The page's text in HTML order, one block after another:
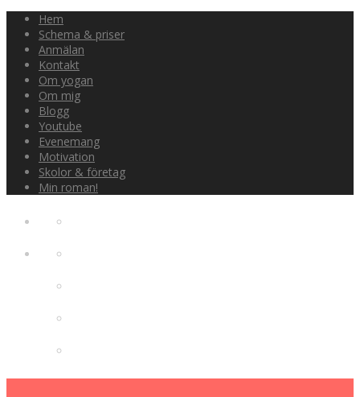
Hem
Schema & priser
Anmälan
Kontakt
Om yogan
Om mig
Blogg
Youtube
Evenemang
Motivation
Skolor & företag
Min roman!